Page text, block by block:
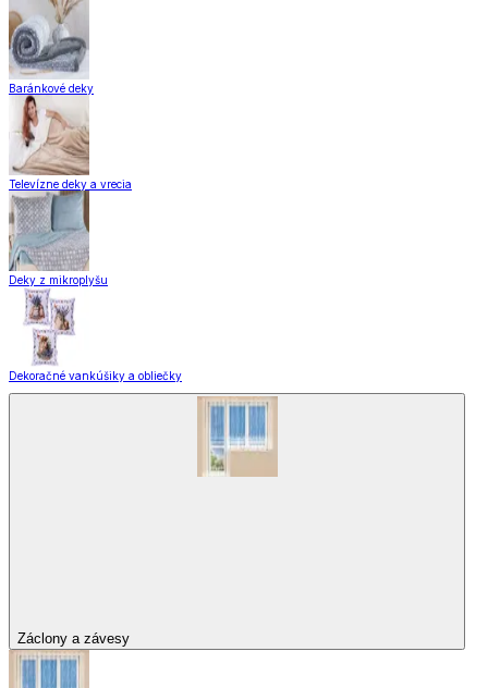
Baránkové deky
Televízne deky a vrecia
Deky z mikroplyšu
Dekoračné vankúšiky a obliečky
Záclony a závesy